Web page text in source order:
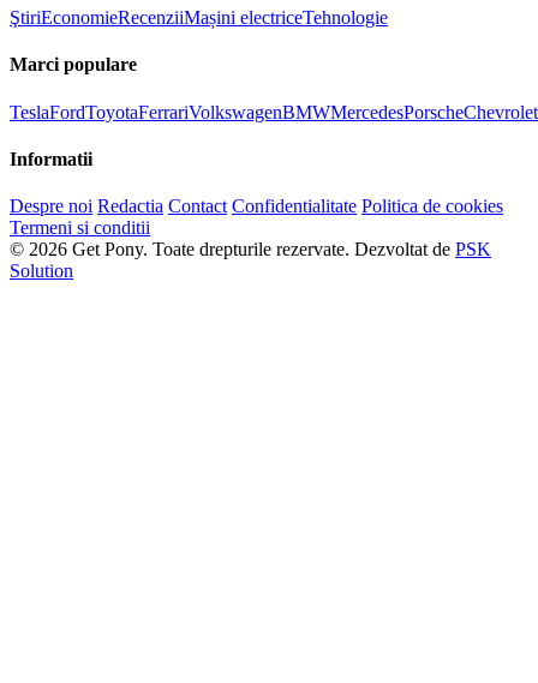
ŞtiriEconomieRecenziiMașini electriceTehnologie
Marci populare
TeslaFordToyotaFerrariVolkswagenBMWMercedesPorscheChevrolet
Informatii
Despre noi Redactia Contact Confidentialitate Politica de cookies
Termeni si conditii
© 2026 Get Pony. Toate drepturile rezervate. Dezvoltat de PSK
Solution